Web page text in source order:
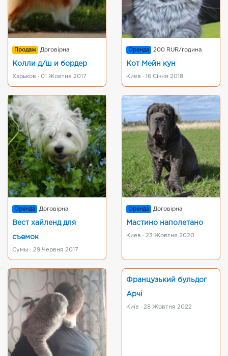
Продаж Договірна
Колли д/ш и бордер
Харьков · 01 Жовтня 2017
Оренда 200 RUR/година
Кот Мейн кун
Киев · 16 Січня 2018
Оренда Договірна
Вест хайленд для
съемок
Сумы · 29 Червня 2017
Оренда Договірна
Мастино наполетано
Киев · 23 Жовтня 2020
Французький бульдог
Арчі
Київ · 28 Жовтня 2022